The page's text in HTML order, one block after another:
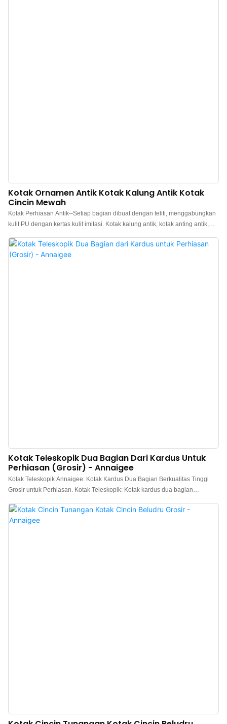
Kotak Ornamen Antik Kotak Kalung Antik Kotak
Cincin Mewah
Kotak Perhiasan Antik--Setiap bagian dibuat dengan teliti, menggabungkan
kulit PU dengan kertas kulit imitasi. Kotak kalung antik, kotak anting antik,
logam, bantalan spons terpasang di permukaan interior, stabil dan
sederhana, cocok untuk memajang berbagai perhiasan. Kotak cincin antik
Kotak Teleskopik Dua Bagian Dari Kardus Untuk
Perhiasan (Grosir) - Annaigee
Kotak Teleskopik Annaigee: Kotak Kardus Dua Bagian Berkualitas Tinggi
Grosir untuk Perhiasan. Kotak Teleskopik: Kotak kardus dua bagian
pembukaannya, sehingga sangat cocok untuk hadiah. Kotak dua bagian ini
estetis dan terjangkau, menjadikannya keunggulan terbesar dibandingkan